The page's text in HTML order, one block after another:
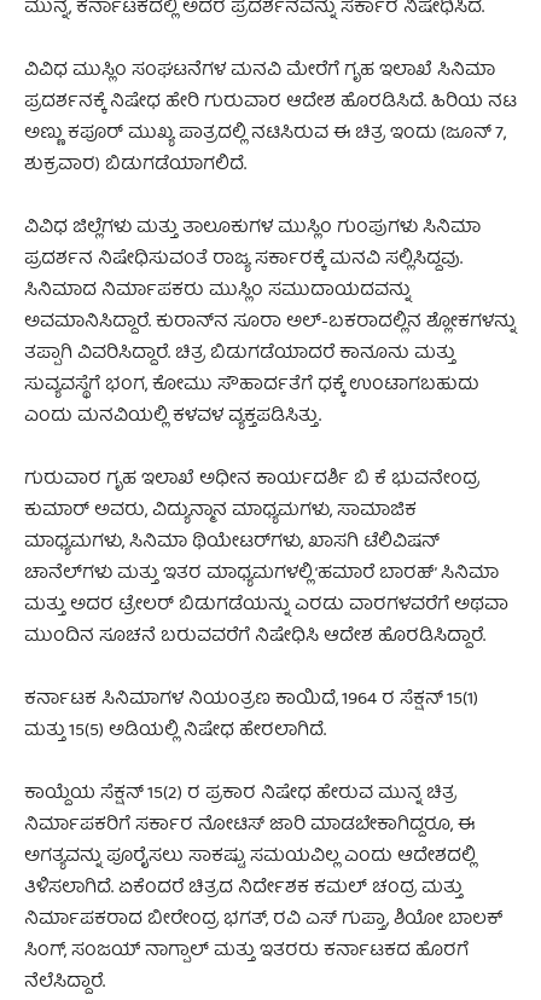
ಮುನ್ನ, ಕರ್ನಾಟಕದಲ್ಲಿ ಅದರ ಪ್ರದರ್ಶನವನ್ನು ಸರ್ಕಾರ ನಿಷೇಧಿಸಿದೆ.
ವಿವಿಧ ಮುಸ್ಲಿಂ ಸಂಘಟನೆಗಳ ಮನವಿ ಮೇರೆಗೆ ಗೃಹ ಇಲಾಖೆ ಸಿನಿಮಾ
ಪ್ರದರ್ಶನಕ್ಕೆ ನಿಷೇಧ ಹೇರಿ ಗುರುವಾರ ಆದೇಶ ಹೊರಡಿಸಿದೆ. ಹಿರಿಯ ನಟ
ಅಣ್ಣು ಕಪೂರ್ ಮುಖ್ಯ ಪಾತ್ರದಲ್ಲಿ ನಟಿಸಿರುವ ಈ ಚಿತ್ರ ಇಂದು (ಜೂನ್ 7,
ಶುಕ್ರವಾರ) ಬಿಡುಗಡೆಯಾಗಲಿದೆ.
ವಿವಿಧ ಜಿಲ್ಲೆಗಳು ಮತ್ತು ತಾಲೂಕುಗಳ ಮುಸ್ಲಿಂ ಗುಂಪುಗಳು ಸಿನಿಮಾ
ಪ್ರದರ್ಶನ ನಿಷೇಧಿಸುವಂತೆ ರಾಜ್ಯ ಸರ್ಕಾರಕ್ಕೆ ಮನವಿ ಸಲ್ಲಿಸಿದ್ದವು.
ಸಿನಿಮಾದ ನಿರ್ಮಾಪಕರು ಮುಸ್ಲಿಂ ಸಮುದಾಯದವನ್ನು
ಅವಮಾನಿಸಿದ್ದಾರೆ. ಕುರಾನ್‌ನ ಸೂರಾ ಅಲ್-ಬಕರಾದಲ್ಲಿನ ಶ್ಲೋಕಗಳನ್ನು
ತಪ್ಪಾಗಿ ವಿವರಿಸಿದ್ದಾರೆ. ಚಿತ್ರ ಬಿಡುಗಡೆಯಾದರೆ ಕಾನೂನು ಮತ್ತು
ಸುವ್ಯವಸ್ಥೆಗೆ ಭಂಗ, ಕೋಮು ಸೌಹಾರ್ದತೆಗೆ ಧಕ್ಕೆ ಉಂಟಾಗಬಹುದು
ಎಂದು ಮನವಿಯಲ್ಲಿ ಕಳವಳ ವ್ಯಕ್ತಪಡಿಸಿತ್ತು.
ಗುರುವಾರ ಗೃಹ ಇಲಾಖೆ ಅಧೀನ ಕಾರ್ಯದರ್ಶಿ ಬಿ ಕೆ ಭುವನೇಂದ್ರ
ಕುಮಾರ್ ಅವರು, ವಿದ್ಯುನ್ಮಾನ ಮಾಧ್ಯಮಗಳು, ಸಾಮಾಜಿಕ
ಮಾಧ್ಯಮಗಳು, ಸಿನಿಮಾ ಥಿಯೇಟರ್‌ಗಳು, ಖಾಸಗಿ ಟೆಲಿವಿಷನ್
ಚಾನೆಲ್‌ಗಳು ಮತ್ತು ಇತರ ಮಾಧ್ಯಮಗಳಲ್ಲಿ ‘ಹಮಾರೆ ಬಾರಹ್’ ಸಿನಿಮಾ
ಮತ್ತು ಅದರ ಟ್ರೇಲರ್ ಬಿಡುಗಡೆಯನ್ನು ಎರಡು ವಾರಗಳವರೆಗೆ ಅಥವಾ
ಮುಂದಿನ ಸೂಚನೆ ಬರುವವರೆಗೆ ನಿಷೇಧಿಸಿ ಆದೇಶ ಹೊರಡಿಸಿದ್ದಾರೆ.
ಕರ್ನಾಟಕ ಸಿನಿಮಾಗಳ ನಿಯಂತ್ರಣ ಕಾಯಿದೆ, 1964 ರ ಸೆಕ್ಷನ್ 15(1)
ಮತ್ತು 15(5) ಅಡಿಯಲ್ಲಿ ನಿಷೇಧ ಹೇರಲಾಗಿದೆ.
ಕಾಯ್ದೆಯ ಸೆಕ್ಷನ್ 15(2) ರ ಪ್ರಕಾರ ನಿಷೇಧ ಹೇರುವ ಮುನ್ನ ಚಿತ್ರ
ನಿರ್ಮಾಪಕರಿಗೆ ಸರ್ಕಾರ ನೋಟಿಸ್ ಜಾರಿ ಮಾಡಬೇಕಾಗಿದ್ದರೂ, ಈ
ಅಗತ್ಯವನ್ನು ಪೂರೈಸಲು ಸಾಕಷ್ಟು ಸಮಯವಿಲ್ಲ ಎಂದು ಆದೇಶದಲ್ಲಿ
ತಿಳಿಸಲಾಗಿದೆ. ಏಕೆಂದರೆ ಚಿತ್ರದ ನಿರ್ದೇಶಕ ಕಮಲ್ ಚಂದ್ರ ಮತ್ತು
ನಿರ್ಮಾಪಕರಾದ ಬೀರೇಂದ್ರ ಭಗತ್, ರವಿ ಎಸ್ ಗುಪ್ತಾ, ಶಿಯೋ ಬಾಲಕ್
ಸಿಂಗ್, ಸಂಜಯ್ ನಾಗ್ಪಾಲ್ ಮತ್ತು ಇತರರು ಕರ್ನಾಟಕದ ಹೊರಗೆ
ನೆಲೆಸಿದ್ದಾರೆ.